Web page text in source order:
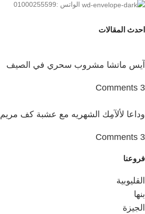
الواتس :01000255599
احدث المقالات
آيس ماتشا مشروب سحري في الصيف
3 Comments
وداعا لألآمِك الشهريه مع عشبة كف مريم
3 Comments
فروعنا
القليوبية
بنها
الجيزة